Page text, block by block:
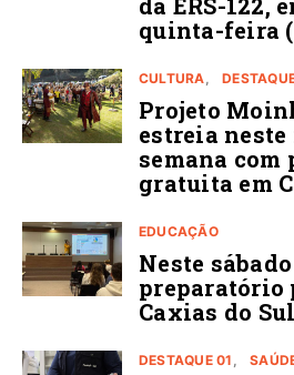
quinta-feira
CULTURA
Projeto
estreia
semana com
gratuita em
EDUCAÇÃO
Neste
preparatório
Caxias do Sul
DESTAQUE 01